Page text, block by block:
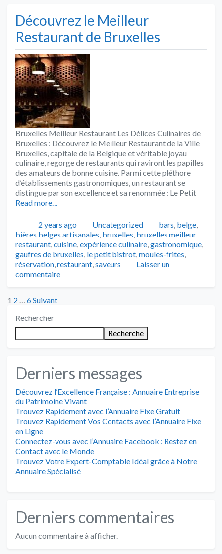
Découvrez le Meilleur
Restaurant de Bruxelles
Bruxelles Meilleur Restaurant Les Délices Culinaires de
Bruxelles : Découvrez le Meilleur Restaurant de la Ville
Bruxelles, capitale de la Belgique et véritable joyau
culinaire, regorge de restaurants qui raviront les papilles
des amateurs de bonne cuisine. Parmi cette pléthore
d’établissements gastronomiques, un restaurant se
distingue par son excellence et sa renommée : Le Petit
Read more…
Publié2 years ago Catégories
Uncategorized Tags
bars, belge,
bières belges artisanales, bruxelles, bruxelles meilleur
restaurant,cuisine,expérience culinaire,gastronomique,
gaufres de bruxelles, le petit bistrot,moules-frites,
réservation,restaurant,saveurs
Laisser un
commentaire
Posts
pagination
1 2 … 6Suivant
Rechercher
Recherche
Derniers messages
Découvrez l’Excellence Française : Annuaire Entreprise
du Patrimoine Vivant
Trouvez Rapidement avec l’Annuaire Fixe Gratuit
Trouvez Rapidement Vos Contacts avec l’Annuaire Fixe
en Ligne
Connectez-vous avec l’Annuaire Facebook : Restez en
Contact avec le Monde
Trouvez Votre Expert-Comptable Idéal grâce à Notre
Annuaire Spécialisé
Derniers commentaires
Aucun commentaire à afficher.